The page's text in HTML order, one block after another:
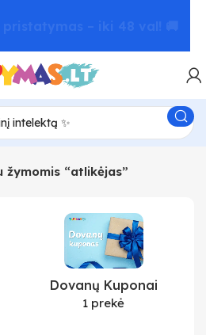
žymomis “atlikėjas”
Dovanų Kuponai
1 prekė
– iki 48 val! 🚚